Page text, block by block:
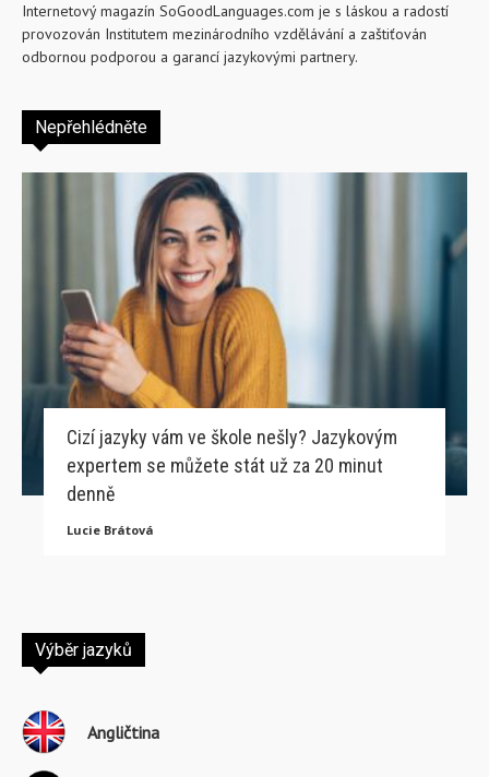
Internetový magazín SoGoodLanguages.com je s láskou a radostí
provozován Institutem mezinárodního vzdělávání a zaštiťován
odbornou podporou a garancí jazykovými partnery.
Nepřehlédněte
Cizí jazyky vám ve škole nešly? Jazykovým
expertem se můžete stát už za 20 minut
denně
Lucie Brátová
Výběr jazyků
Angličtina